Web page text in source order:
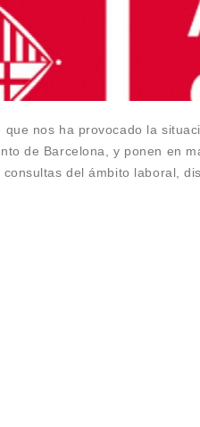
que nos ha provocado la
de Barcelona, y ponen en
consultas del ámbito laboral,